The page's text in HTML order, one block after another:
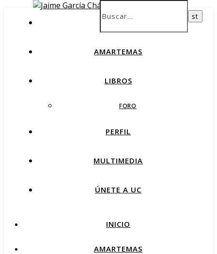
AMARTEMAS
LIBROS
FORO
PERFIL
MULTIMEDIA
ÚNETE A UC
INICIO
AMARTEMAS